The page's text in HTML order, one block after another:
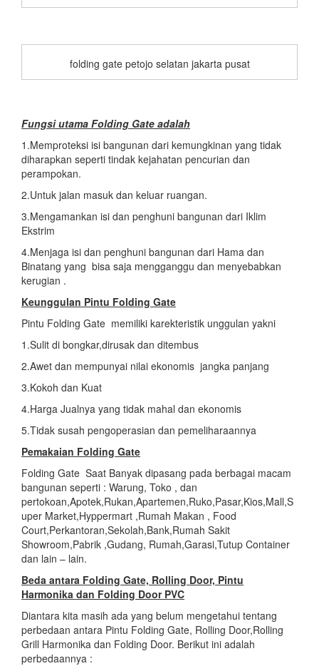
folding gate petojo selatan jakarta pusat
Fungsi utama Folding Gate adalah
1.Memproteksi isi bangunan dari kemungkinan yang tidak
diharapkan seperti tindak kejahatan pencurian dan
perampokan.
2.Untuk jalan masuk dan keluar ruangan.
3.Mengamankan isi dan penghuni bangunan dari Iklim
Ekstrim
4.Menjaga isi dan penghuni bangunan dari Hama dan
Binatang yang bisa saja mengganggu dan menyebabkan
kerugian .
Keunggulan Pintu Folding Gate
Pintu Folding Gate memiliki karekteristik unggulan yakni
1.Sulit di bongkar,dirusak dan ditembus
2.Awet dan mempunyai nilai ekonomis jangka panjang
3.Kokoh dan Kuat
4.Harga Jualnya yang tidak mahal dan ekonomis
5.Tidak susah pengoperasian dan pemeliharaannya
Pemakaian Folding Gate
Folding Gate Saat Banyak dipasang pada berbagai macam
bangunan seperti : Warung, Toko , dan
pertokoan,Apotek,Rukan,Apartemen,Ruko,Pasar,Kios,Mall,S
uper Market,Hyppermart ,Rumah Makan , Food
Court,Perkantoran,Sekolah,Bank,Rumah Sakit
Showroom,Pabrik ,Gudang, Rumah,Garasi,Tutup Container
dan lain – lain.
Beda antara Folding Gate, Rolling Door, Pintu
Harmonika dan Folding Door PVC
Diantara kita masih ada yang belum mengetahui tentang
perbedaan antara Pintu Folding Gate, Rolling Door,Rolling
Grill Harmonika dan Folding Door. Berikut ini adalah
perbedaannya :